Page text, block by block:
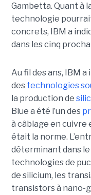
Gambetta. Quant à
technologie
concrets, IBM a
dans les cinq
Au fil des ans, IBM
des technologies
la production de
Blue a été l’un des
à câblage en cuivre
était la norme.
déterminant dans
technologies de
de silicium, les
transistors à nano-